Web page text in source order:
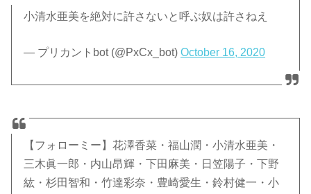
小清水亜美を絶対に許さないと呼ぶ奴は許さねえ
— プリカントbot (@PxCx_bot)October 16, 2020
【フォローミー】花澤香菜・福山潤・小清水亜美・
三木眞一郎・内山昂輝・下田麻美・日笠陽子・下野
紘・杉田智和・竹達彩奈・豊崎愛生・鈴村健一・小